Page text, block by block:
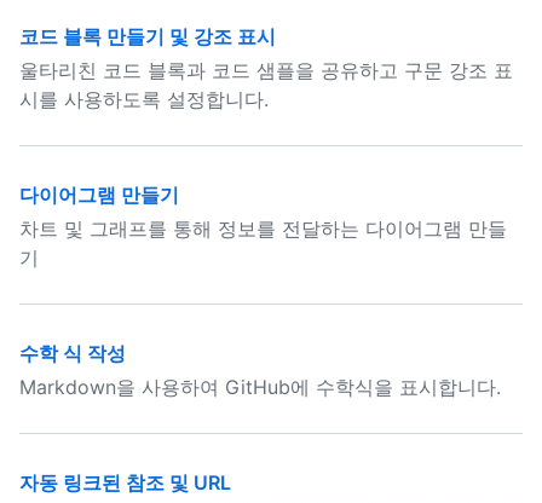
코드 블록 만들기 및 강조 표시
울타리친 코드 블록과 코드 샘플을 공유하고 구문 강조 표
시를 사용하도록 설정합니다.
다이어그램 만들기
차트 및 그래프를 통해 정보를 전달하는 다이어그램 만들
기
수학 식 작성
Markdown을 사용하여 GitHub에 수학식을 표시합니다.
자동 링크된 참조 및 URL